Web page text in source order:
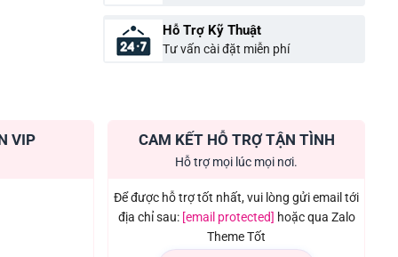
Hỗ Trợ Kỹ Thuật
Tư vấn cài đặt miễn phí
VIP CAM KẾT HỖ TRỢ TẬN TÌNH
Hỗ trợ mọi lúc mọi nơi.
Để được hỗ trợ tốt nhất, vui lòng gửi email tới
địa chỉ sau: [email protected] hoặc qua Zalo
Theme Tốt